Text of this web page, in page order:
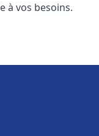
à vos besoins.